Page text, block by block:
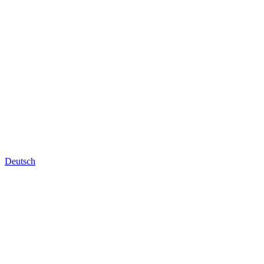
Deutsch